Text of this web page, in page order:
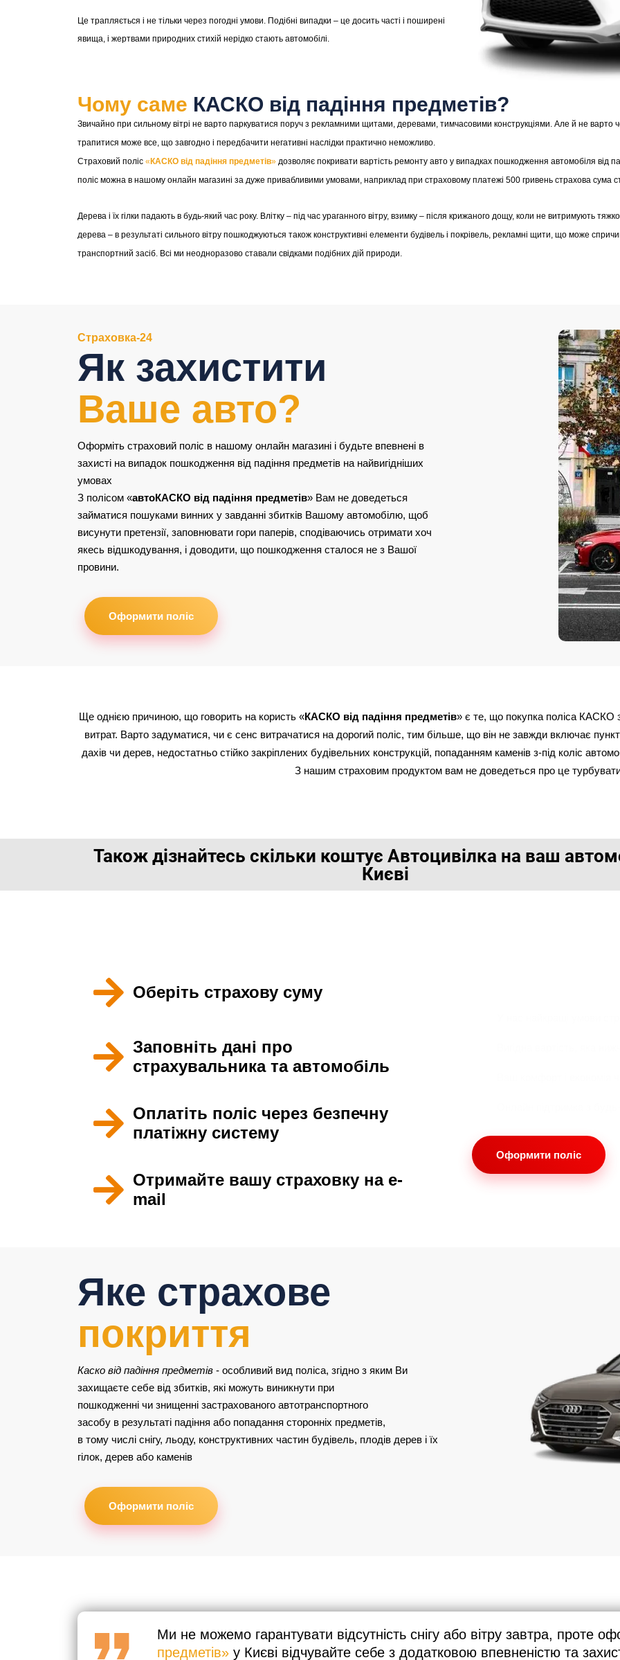
Це трапляється і не тільки через погодні умови. Подібні випадки – це досить часті і поширені
явища, і жертвами природних стихій нерідко стають автомобілі.
Чому саме КАСКО від падіння предметів?
Звичайно при сильному вітрі не варто паркуватися поруч з рекламними щитами, деревами, тимчасовими конструкціями. Але й не
трапитися може все, що завгодно і передбачити негативні наслідки практично неможливо.
Страховий поліс « КАСКО від падіння предметів» дозволяє покривати вартість ремонту авто у випадках пошкодження автомобіля від
поліс можна в нашому онлайн магазині за дуже привабливими умовами, наприклад при страховому платежі 500 гривень страхова сума
Дерева і їх гілки падають в будь-який час року. Влітку – під час ураганного вітру, взимку – після крижаного дощу, коли не витримують
дерева – в результаті сильного вітру пошкоджуються також конструктивні елементи будівель і покрівель, рекламні щити, що може
транспортний засіб. Всі ми неодноразово ставали свідками подібних дій природи.
Страховка-24
Як захистити
Ваше авто?
Оформіть страховий поліс в нашому онлайн магазині і будьте впевнені в
захисті на випадок пошкодження від падіння предметів на найвигідніших
умовах
З полісом «автоКАСКО від падіння предметів» Вам не доведеться
займатися пошуками винних у завданні збитків Вашому автомобілю, щоб
висунути претензії, заповнювати гори паперів, сподіваючись отримати хоч
якесь відшкодування, і доводити, що пошкодження сталося не з Вашої
провини.
Оформити поліс
Ще однією причиною, що говорить на користь «КАСКО від падіння предметів» є те, що покупка поліса КАСКО
витрат. Варто задуматися, чи є сенс витрачатися на дорогий поліс, тим більше, що він не завжди включає
дахів чи дерев, недостатньо стійко закріплених будівельних конструкцій, попаданням каменів з-під коліс
З нашим страховим продуктом вам не доведеться про це
Також дізнайтесь скільки коштує Автоцивілка на ваш
Києві
Оберіть страхову суму
Заповніть дані про
страхувальника та автомобіль
Оплатіть поліс через безпечну
платіжну систему
Отримайте вашу страховку на е-
mail
Оформити поліс
Яке страхове
покриття
Каско від падіння предметів - особливий вид поліса, згідно з яким Ви
захищаєте себе від збитків, які можуть виникнути при
пошкодженні чи знищенні застрахованого автотранспортного
засобу в результаті падіння або попадання сторонніх предметів,
в тому числі снігу, льоду, конструктивних частин будівель, плодів дерев і їх
гілок, дерев або каменів
Оформити поліс
Ми не можемо гарантувати відсутність снігу або вітру завтра, проте
предметів» у Києві відчувайте себе з додатковою впевненістю та